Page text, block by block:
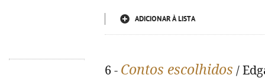
ADICIONAR À LISTA
6 - Contos escolhidos /